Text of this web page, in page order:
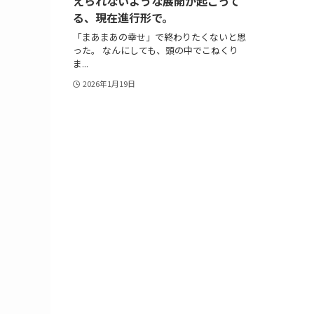
る、現在進行形で。
「まあまあの幸せ」で終わりたくないと思
った。 なんにしても、頭の中でこねくり
ま...
2026年1月19日